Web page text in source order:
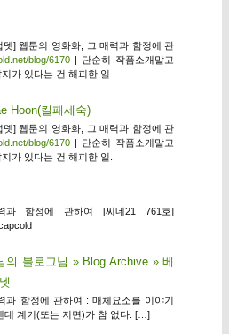
뎃] 웹툰의 영화화, 그 매력과 함정에 관
blog/6170| 단순히 작품소개말고
가 있다는 건 해피한 일.
Hoon(킬패세숙)
뎃] 웹툰의 영화화, 그 매력과 함정에 관
blog/6170| 단순히 작품소개말고
가 있다는 건 해피한 일.
과 함정에 관하여 [씨네21 761호]
의 블로그님 » Blog Archive » 베
함정에 관하여 : 매체요소를 이야기
데 계기(또는 지면)가 참 없다. […]